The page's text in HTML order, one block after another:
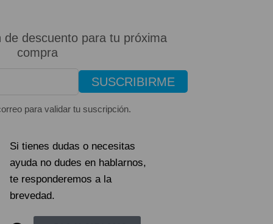
de descuento para tu próxima
compra
SUSCRIBIRME
para validar tu suscripción.
Si tienes dudas o necesitas
ayuda no dudes en hablarnos,
te responderemos a la
brevedad.